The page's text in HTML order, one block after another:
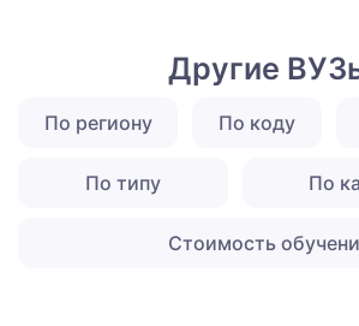
Другие
По региону По коду
По типу По
Стоимость